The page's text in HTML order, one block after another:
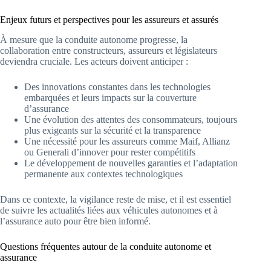
Enjeux futurs et perspectives pour les assureurs et assurés
À mesure que la conduite autonome progresse, la
collaboration entre constructeurs, assureurs et législateurs
deviendra cruciale. Les acteurs doivent anticiper :
Des innovations constantes dans les technologies
embarquées et leurs impacts sur la couverture
d’assurance
Une évolution des attentes des consommateurs, toujours
plus exigeants sur la sécurité et la transparence
Une nécessité pour les assureurs comme Maif, Allianz
ou Generali d’innover pour rester compétitifs
Le développement de nouvelles garanties et l’adaptation
permanente aux contextes technologiques
Dans ce contexte, la vigilance reste de mise, et il est essentiel
de suivre les actualités liées aux véhicules autonomes et à
l’assurance auto pour être bien informé.
Questions fréquentes autour de la conduite autonome et
assurance